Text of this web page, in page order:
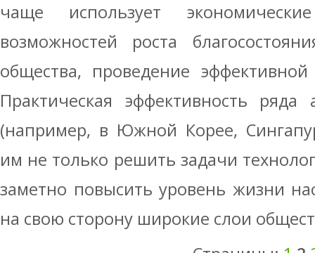
чаще использует
возможностей роста
общества, проведение
Практическая эффективность
(например, в Южной Корее,
им не только решить задачи
заметно повысить уровень жизни
на свою сторону широкие слои